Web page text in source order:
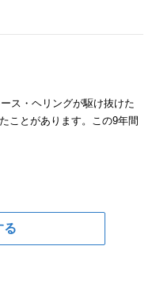
ス・ヘリングが駆け抜けた
ことがあります。この9年間
る